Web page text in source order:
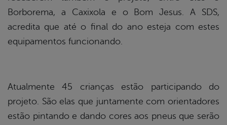
Borborema, a Caxixola e o Bom Jesus. A SDS,
acredita que até o final do ano esteja com estes
equipamentos funcionando.
Atualmente 45 crianças estão participando do
projeto. São elas que juntamente com orientadores
estão pintando e dando cores aos pneus que serão